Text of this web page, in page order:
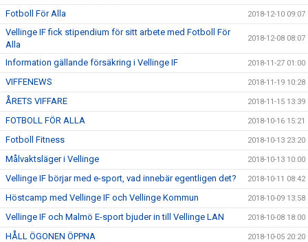
Fotboll För Alla 2018-12-10 09:07
Vellinge IF fick stipendium för sitt arbete med Fotboll För
Alla
2018-12-08 08:07
Information gällande försäkring i Vellinge IF 2018-11-27 01:00
VIFFENEWS 2018-11-19 10:28
ÅRETS VIFFARE 2018-11-15 13:39
FOTBOLL FÖR ALLA 2018-10-16 15:21
Fotboll Fitness 2018-10-13 23:20
Målvaktsläger i Vellinge 2018-10-13 10:00
Vellinge IF börjar med e-sport, vad innebär egentligen det? 2018-10-11 08:42
Höstcamp med Vellinge IF och Vellinge Kommun 2018-10-09 13:58
Vellinge IF och Malmö E-sport bjuder in till Vellinge LAN 2018-10-08 18:00
HÅLL ÖGONEN ÖPPNA 2018-10-05 20:20